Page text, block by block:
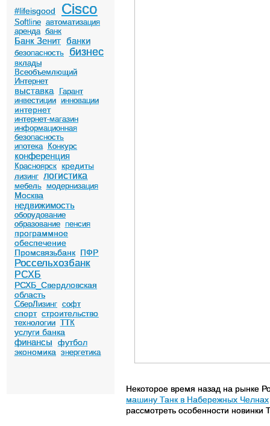
#lifeisgood Cisco
Softline автоматизация
аренда банк
Банк Зенит банки
безопасность бизнес
вклады
Всеобъемлющий
Интернет
выставка
Гарант
инвестиции инновации
интернет
интернет-магазин
информационная
безопасность
ипотека
Конкурс
конференция
Красноярск кредиты
лизинг логистика
мебель модернизация
Москва
недвижимость
оборудование
образование пенсия
программное
обеспечение
Промсвязьбанк ПФР
Россельхозбанк
РСХБ
РСХБ_Свердловская
область
СберЛизинг софт
спорт строительство
технологии ТТК
услуги банка
финансы
футбол
экономика
энергетика
Некоторое время назад на рынке
машину Танк в Набережных Челнах
рассмотреть особенности новинки